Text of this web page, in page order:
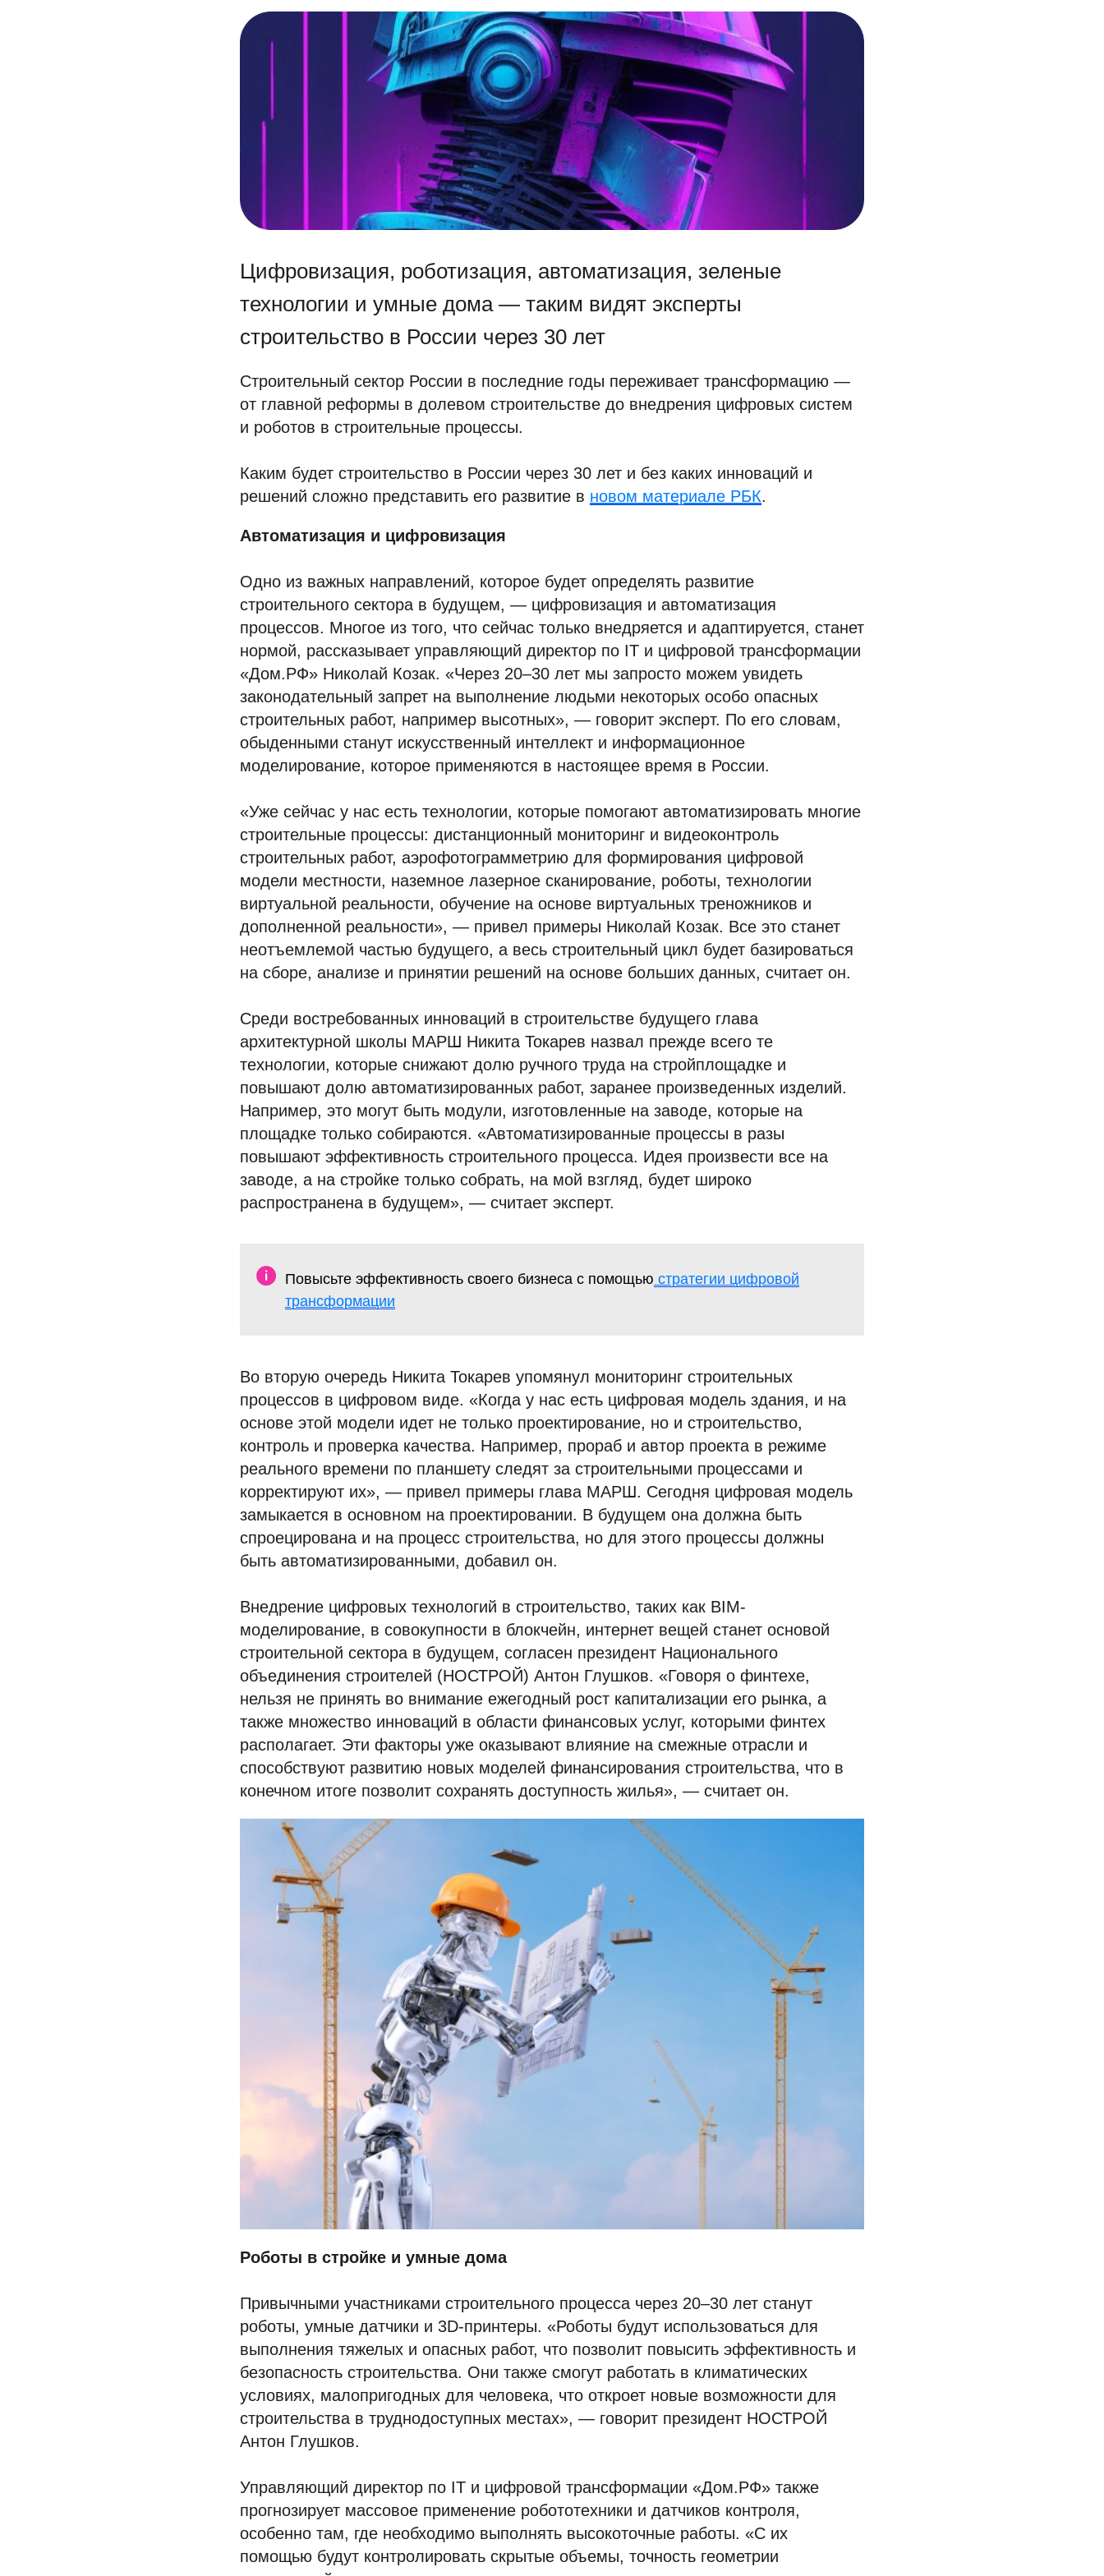
Цифровизация, роботизация, автоматизация, зеленые
технологии и умные дома — таким видят эксперты
строительство в России через 30 лет
Строительный сектор России в последние годы переживает трансформацию —
от главной реформы в долевом строительстве до внедрения цифровых систем
и роботов в строительные процессы.
Каким будет строительство в России через 30 лет и без каких инноваций и
решений сложно представить его развитие в новом материале РБК.
Автоматизация и цифровизация
Одно из важных направлений, которое будет определять развитие
строительного сектора в будущем, — цифровизация и автоматизация
процессов. Многое из того, что сейчас только внедряется и адаптируется, станет
нормой, рассказывает управляющий директор по IТ и цифровой трансформации
«Дом.РФ» Николай Козак. «Через 20–30 лет мы запросто можем увидеть
законодательный запрет на выполнение людьми некоторых особо опасных
строительных работ, например высотных», — говорит эксперт. По его словам,
обыденными станут искусственный интеллект и информационное
моделирование, которое применяются в настоящее время в России.
«Уже сейчас у нас есть технологии, которые помогают автоматизировать многие
строительные процессы: дистанционный мониторинг и видеоконтроль
строительных работ, аэрофотограмметрию для формирования цифровой
модели местности, наземное лазерное сканирование, роботы, технологии
виртуальной реальности, обучение на основе виртуальных треножников и
дополненной реальности», — привел примеры Николай Козак. Все это станет
неотъемлемой частью будущего, а весь строительный цикл будет базироваться
на сборе, анализе и принятии решений на основе больших данных, считает он.
Среди востребованных инноваций в строительстве будущего глава
архитектурной школы МАРШ Никита Токарев назвал прежде всего те
технологии, которые снижают долю ручного труда на стройплощадке и
повышают долю автоматизированных работ, заранее произведенных изделий.
Например, это могут быть модули, изготовленные на заводе, которые на
площадке только собираются. «Автоматизированные процессы в разы
повышают эффективность строительного процесса. Идея произвести все на
заводе, а на стройке только собрать, на мой взгляд, будет широко
распространена в будущем», — считает эксперт.
Повысьте эффективность своего бизнеса с помощью стратегии цифровой
трансформации
Во вторую очередь Никита Токарев упомянул мониторинг строительных
процессов в цифровом виде. «Когда у нас есть цифровая модель здания, и на
основе этой модели идет не только проектирование, но и строительство,
контроль и проверка качества. Например, прораб и автор проекта в режиме
реального времени по планшету следят за строительными процессами и
корректируют их», — привел примеры глава МАРШ. Сегодня цифровая модель
замыкается в основном на проектировании. В будущем она должна быть
спроецирована и на процесс строительства, но для этого процессы должны
быть автоматизированными, добавил он.
Внедрение цифровых технологий в строительство, таких как BIM-
моделирование, в совокупности в блокчейн, интернет вещей станет основой
строительной сектора в будущем, согласен президент Национального
объединения строителей (НОСТРОЙ) Антон Глушков. «Говоря о финтехе,
нельзя не принять во внимание ежегодный рост капитализации его рынка, а
также множество инноваций в области финансовых услуг, которыми финтех
располагает. Эти факторы уже оказывают влияние на смежные отрасли и
способствуют развитию новых моделей финансирования строительства, что в
конечном итоге позволит сохранять доступность жилья», — считает он.
Роботы в стройке и умные дома
Привычными участниками строительного процесса через 20–30 лет станут
роботы, умные датчики и 3D-принтеры. «Роботы будут использоваться для
выполнения тяжелых и опасных работ, что позволит повысить эффективность и
безопасность строительства. Они также смогут работать в климатических
условиях, малопригодных для человека, что откроет новые возможности для
строительства в труднодоступных местах», — говорит президент НОСТРОЙ
Антон Глушков.
Управляющий директор по IТ и цифровой трансформации «Дом.РФ» также
прогнозирует массовое применение робототехники и датчиков контроля,
особенно там, где необходимо выполнять высокоточные работы. «С их
помощью будут контролировать скрытые объемы, точность геометрии